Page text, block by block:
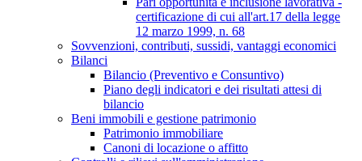
certificazione di cui all'art.17 della legge
12 marzo 1999, n. 68
Sovvenzioni, contributi, sussidi, vantaggi economici
Bilanci
Bilancio (Preventivo e Consuntivo)
Piano degli indicatori e dei risultati attesi di
bilancio
Beni immobili e gestione patrimonio
Patrimonio immobiliare
Canoni di locazione o affitto